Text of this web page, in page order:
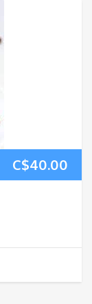
C$40.00